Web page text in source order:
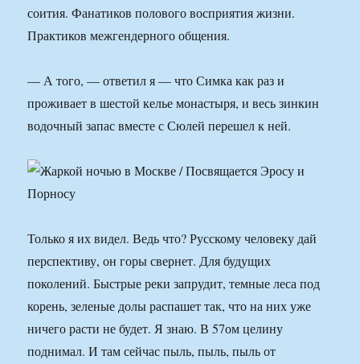
соития. Фанатиков полового восприятия жизни.
Практиков межгендерного общения.
— А того, — ответил я — что Симка как раз и
проживает в шестой келье монастыря, и весь зинкин
водочный запас вместе с Сюлей перешел к ней.
Только я их видел. Ведь что? Русскому человеку дай
перспективу, он горы свернет. Для будущих
поколений. Быстрые реки запрудит, темные леса под
корень, зеленые долы распашет так, что на них уже
ничего расти не будет. Я знаю. В 57ом целину
поднимал. И там сейчас пыль, пыль, пыль от